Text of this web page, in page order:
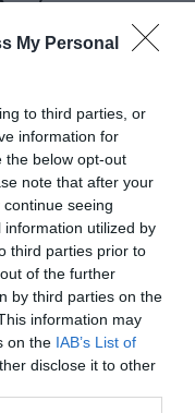
My Personal
to third parties, or
information for
the below opt-out
note that after your
seeing
utilized by
third parties prior to
of the further
by third parties on the
information may
on the IAB’s List of
disclose it to other
«αθόρυβα»
δεν είναι το